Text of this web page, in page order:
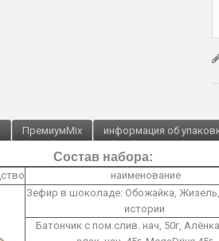
ПремиумMix информация об
Состав набора:
наименование
Зефир в шоколаде: Обожайка,
истории
Батончик с пом.слив. нач, 50г,